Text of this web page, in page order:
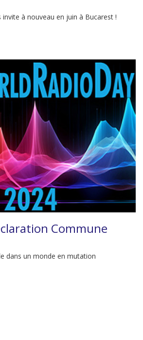
à nouveau en juin à Bucarest !
Commune
dans un monde en mutation